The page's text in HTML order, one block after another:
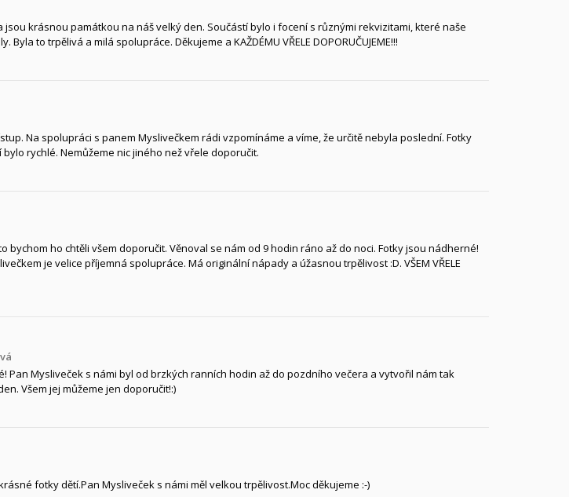
krásnou památkou na náš velký den. Součástí bylo i focení s různými rekvizitami, které naše
to trpělivá a milá spolupráce. Děkujeme a KAŽDÉMU VŘELE DOPORUČUJEME!!!
Na spolupráci s panem Myslivečkem rádi vzpomínáme a víme, že určitě nebyla poslední. Fotky
rychlé. Nemůžeme nic jiného než vřele doporučit.
bychom ho chtěli všem doporučit. Věnoval se nám od 9 hodin ráno až do noci. Fotky jsou nádherné!
je velice příjemná spolupráce. Má originální nápady a úžasnou trpělivost :D. VŠEM VŘELE
Pan Mysliveček s námi byl od brzkých ranních hodin až do pozdního večera a vytvořil nám tak
Všem jej můžeme jen doporučit!:)
fotky dětí.Pan Mysliveček s námi měl velkou trpělivost.Moc děkujeme :-)